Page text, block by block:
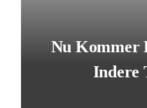
Nu Kommer
Indere